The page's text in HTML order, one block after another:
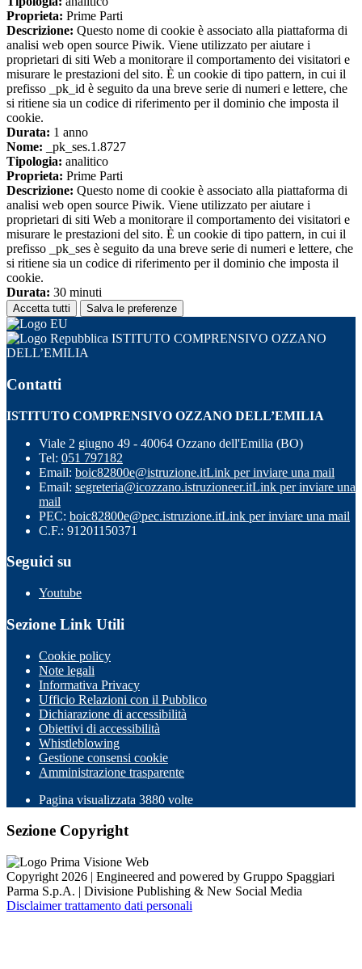
Proprieta: Prime Parti
Descrizione: Questo nome di cookie è associato alla piattaforma di
analisi web open source Piwik. Viene utilizzato per aiutare i
proprietari di siti Web a monitorare il comportamento dei visitatori e
misurare le prestazioni del sito. È un cookie di tipo pattern, in cui il
prefisso _pk_id è seguito da una breve serie di numeri e lettere, che
si ritiene sia un codice di riferimento per il dominio che imposta il
cookie.
Durata: 1 anno
Nome: _pk_ses.1.8727
Tipologia: analitico
Proprieta: Prime Parti
Descrizione: Questo nome di cookie è associato alla piattaforma di
analisi web open source Piwik. Viene utilizzato per aiutare i
proprietari di siti Web a monitorare il comportamento dei visitatori e
misurare le prestazioni del sito. È un cookie di tipo pattern, in cui il
prefisso _pk_ses è seguito da una breve serie di numeri e lettere, che
si ritiene sia un codice di riferimento per il dominio che imposta il
cookie.
Durata: 30 minuti
Accetta tutti Salva le preferenze
ISTITUTO COMPRENSIVO OZZANO
DELL’EMILIA
Contatti
ISTITUTO COMPRENSIVO OZZANO DELL’EMILIA
Viale 2 giugno 49 - 40064 Ozzano dell'Emilia (BO)
Tel: 051 797182
Email: boic82800e@istruzione.itLink per inviare una mail
Email: segreteria@icozzano.istruzioneer.itLink per inviare una
mail
PEC: boic82800e@pec.istruzione.itLink per inviare una mail
C.F.: 91201150371
Seguici su
Youtube
Sezione Link Utili
Cookie policy
Note legali
Informativa Privacy
Ufficio Relazioni con il Pubblico
Dichiarazione di accessibilità
Obiettivi di accessibilità
Whistleblowing
Gestione consensi cookie
Amministrazione trasparente
Pagina visualizzata 3880 volte
Sezione Copyright
Copyright 2026 | Engineered and powered by Gruppo Spaggiari
Parma S.p.A. | Divisione Publishing & New Social Media
Disclaimer trattamento dati personali